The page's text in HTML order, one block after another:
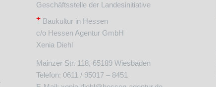
Geschäftsstelle der Landesinitiative
+Baukultur in Hessen
c/o Hessen Agentur GmbH
Xenia Diehl
Mainzer Str. 118, 65189 Wiesbaden
Telefon: 0611 / 95017 – 8451